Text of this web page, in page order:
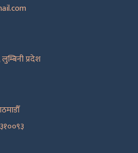
प्रदेश